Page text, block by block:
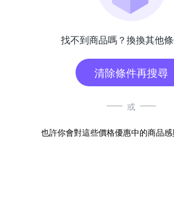
找不到商品嗎？換換其他條
清除條件再搜尋
或
也許你會對這些價格優惠中的商品感